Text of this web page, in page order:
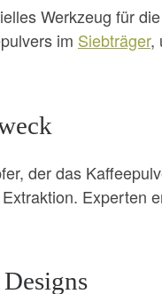
Werkzeug für
im Siebträger,
der das
Experten